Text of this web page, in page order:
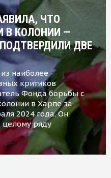
ЧТО
В КОЛОНИИ —
ДВЕ
наиболее
критиков
Фонда борьбы с
в Харпе за
2024 года. Он
целому ряду